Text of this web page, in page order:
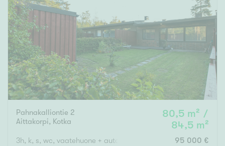
Pahnakalliontie 2
Aittakorpi, Kotka
80,5 m² /
84,5 m²
3h, k, s, wc, vaatehuone + autokatos 95 000 €